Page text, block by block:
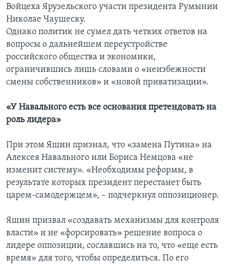
Войцеха Ярузельского участи президента Румынии
Николае Чаушеску.
Однако политик не сумел дать четких ответов на
вопросы о дальнейшем переустройстве
российского общества и экономики,
ограничившись лишь словами о «неизбежности
смены собственников» и «новой приватизации».
«У Навального есть все основания претендовать на
роль лидера»
При этом Яшин признал, что «замена Путина» на
Алексея Навального или Бориса Немцова «не
изменит систему». «Необходимы реформы, в
результате которых президент перестанет быть
царем-самодержцем», – подчеркнул оппозиционер.
Яшин призвал «создавать механизмы для контроля
власти» и не «форсировать» решение вопроса о
лидере оппозиции, сославшись на то, что «еще есть
время» для того, чтобы определиться. По его